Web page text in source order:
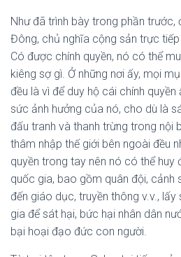
Như đã trình bày trong phần trước,
Đông, chủ nghĩa cộng sản trực
Có được chính quyền, nó có thể
kiêng sợ gì. Ở những nơi ấy, mọi
đều là vì để duy hộ cái chính
sức ảnh hưởng của nó, cho dù là
đấu tranh và thanh trừng trong nội
thâm nhập thế giới bên ngoài đều
quyền trong tay nên nó có thể
quốc gia, bao gồm quân đội, cảnh
đến giáo dục, truyền thông v.v.,
gia để sát hại, bức hại nhân dân
bại hoại đạo đức con người.